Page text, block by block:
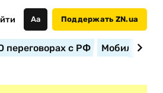
Аа Поддержать ZN.ua
переговорах с РФ